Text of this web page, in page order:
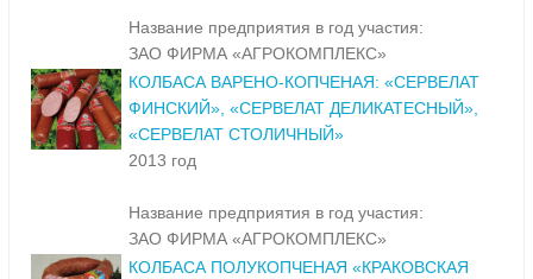
Название предприятия в год участия:
ЗАО ФИРМА «АГРОКОМПЛЕКС»
КОЛБАСА ВАРЕНО-КОПЧЕНАЯ: «СЕРВЕЛАТ
ФИНСКИЙ», «СЕРВЕЛАТ ДЕЛИКАТЕСНЫЙ»,
«СЕРВЕЛАТ СТОЛИЧНЫЙ»
2013 год
Название предприятия в год участия:
ЗАО ФИРМА «АГРОКОМПЛЕКС»
КОЛБАСА ПОЛУКОПЧЕНАЯ «КРАКОВСКАЯ